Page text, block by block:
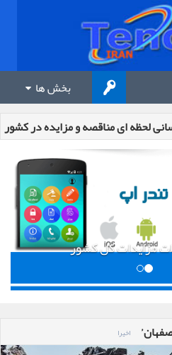
بخش ها
لحظه ای مناقصه و مزایده در کشور
مزایدات کل کشور
اخیرا